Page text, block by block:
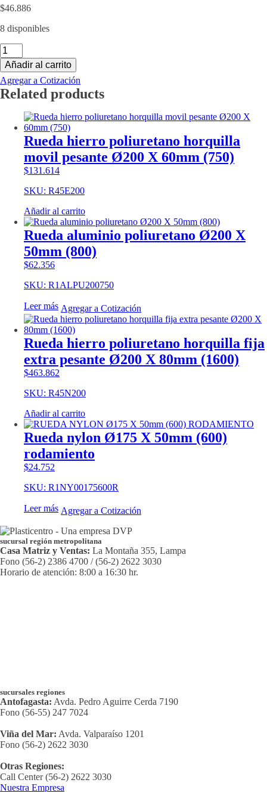
$46.886
8 disponibles
Rueda
nylon
elástica
horquilla
movil
Ø200
cantidad
Añadir al carrito
Agregar a Cotización
Related products
Rueda hierro poliuretano horquilla
movil pesante Ø200 X 60mm (750)
$131.614
SKU: R45E200
Añadir al carrito
Rueda aluminio poliuretano Ø200 X
50mm (800)
$62.356
SKU: R1ALPU200750
Leer más Agregar a Cotización
Rueda hierro poliuretano horquilla fija
extra pesante Ø200 X 80mm (1600)
$463.862
SKU: R45N200
Añadir al carrito
Rueda nylon Ø175 X 50mm (600)
rodamiento
$24.752
SKU: R1NY00175600R
Leer más Agregar a Cotización
sucursal región metropolitana
Casa Matriz y Ventas: La Montaña 355, Lampa
Fono (56-2) 2386 4700 / (56-2) 2622 3030
Horario de atención: 8:00 a 16:30 hr.
sucursales regiones
Antofagasta: Avda. Pedro Aguirre Cerda 7190
Fono (56-55) 247 7024
Viña del Mar: Avda. Valparaíso 1201
Fono (56-2) 2622 3030
Otras Regiones:
Call Center (56-2) 2622 3030
Nuestra Empresa